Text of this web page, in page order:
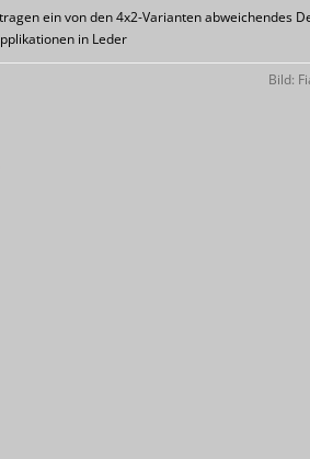
ein von den 4x2-Varianten abweichendes
in Leder
Bild: